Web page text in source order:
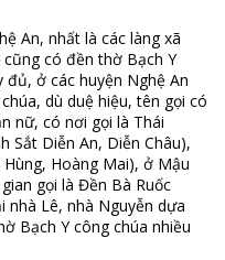
An, nhất là các làng xã
có đền thờ Bạch Y
ở các huyện Nghệ An
dù duệ hiệu, tên gọi có
nữ, có nơi gọi là Thái
Sắt Diễn An, Diễn Châu),
Hoàng Mai), ở Mậu
gọi là Đền Bà Ruốc
nhà Lê, nhà Nguyễn dựa
Bạch Y công chúa nhiều